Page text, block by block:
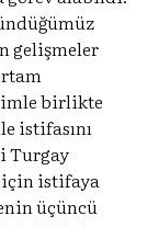
gelişmeler
birlikte
istifasını
Turgay
için istifaya
üçüncü